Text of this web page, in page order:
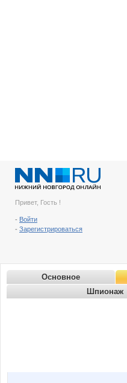
Привет, Гость !
- Войти
- Зарегистрироваться
Основное
Шпионаж